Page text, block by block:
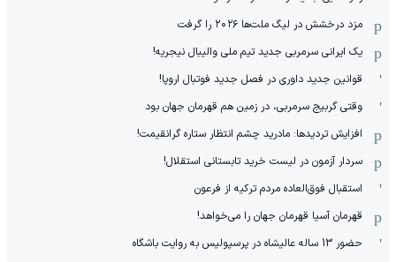
مزد درخشش در لیگ ملت‌ها ٢٠٢۶ را گرفت
یک ایرانی سرمربی جدید تیم ملی والیبال نیجریه!
قوانین جدید داوری در فصل جدید فوتبال اروپا!
وقتی گربیج سرمربی، در زمین هم قهرمان جهان بود
افزایش تردیدها: مادرید چشم انتظار ستاره گرانقیمت!
سردار آزمون در لیست خرید تابستانی استقلال!
استقبال فوق‌‌العاده مردم ترکیه از فرعون
قهرمان آسیا قهرمان جهان را می‌خواهد!
حضور 13 ساله عالیشاه در پرسپولیس به روایت باشگاه